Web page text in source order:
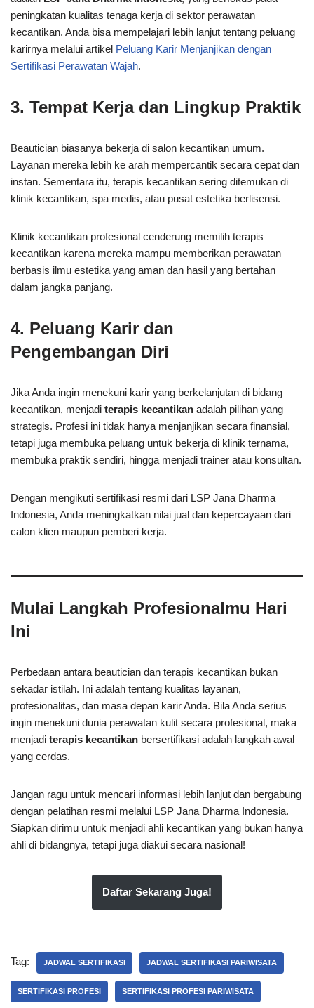
peningkatan kualitas tenaga kerja di sektor perawatan
kecantikan. Anda bisa mempelajari lebih lanjut tentang peluang
karirnya melalui artikel Peluang Karir Menjanjikan dengan
Sertifikasi Perawatan Wajah.
3. Tempat Kerja dan Lingkup Praktik
Beautician biasanya bekerja di salon kecantikan umum.
Layanan mereka lebih ke arah mempercantik secara cepat dan
instan. Sementara itu, terapis kecantikan sering ditemukan di
klinik kecantikan, spa medis, atau pusat estetika berlisensi.
Klinik kecantikan profesional cenderung memilih terapis
kecantikan karena mereka mampu memberikan perawatan
berbasis ilmu estetika yang aman dan hasil yang bertahan
dalam jangka panjang.
4. Peluang Karir dan
Pengembangan Diri
Jika Anda ingin menekuni karir yang berkelanjutan di bidang
kecantikan, menjadi terapis kecantikan adalah pilihan yang
strategis. Profesi ini tidak hanya menjanjikan secara finansial,
tetapi juga membuka peluang untuk bekerja di klinik ternama,
membuka praktik sendiri, hingga menjadi trainer atau konsultan.
Dengan mengikuti sertifikasi resmi dari LSP Jana Dharma
Indonesia, Anda meningkatkan nilai jual dan kepercayaan dari
calon klien maupun pemberi kerja.
Mulai Langkah Profesionalmu Hari
Ini
Perbedaan antara beautician dan terapis kecantikan bukan
sekadar istilah. Ini adalah tentang kualitas layanan,
profesionalitas, dan masa depan karir Anda. Bila Anda serius
ingin menekuni dunia perawatan kulit secara profesional, maka
menjadi terapis kecantikan bersertifikasi adalah langkah awal
yang cerdas.
Jangan ragu untuk mencari informasi lebih lanjut dan bergabung
dengan pelatihan resmi melalui LSP Jana Dharma Indonesia.
Siapkan dirimu untuk menjadi ahli kecantikan yang bukan hanya
ahli di bidangnya, tetapi juga diakui secara nasional!
Daftar Sekarang Juga!
Tag: JADWAL SERTIFIKASI JADWAL SERTIFIKASI PARIWISATA
SERTIFIKASI PROFESI SERTIFIKASI PROFESI PARIWISATA